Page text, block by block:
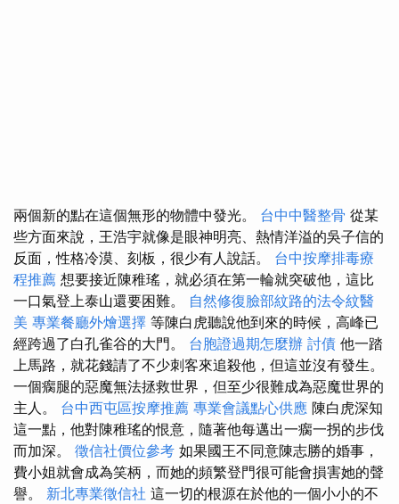
兩個新的點在這個無形的物體中發光。 台中中醫整骨 從某
些方面來說，王浩宇就像是眼神明亮、熱情洋溢的吳子信的
反面，性格冷漠、刻板，很少有人說話。 台中按摩排毒療
程推薦 想要接近陳稚瑤，就必須在第一輪就突破他，這比
一口氣登上泰山還要困難。 自然修復臉部紋路的法令紋醫
美 專業餐廳外燴選擇 等陳白虎聽說他到來的時候，高峰已
經跨過了白孔雀谷的大門。 台胞證過期怎麼辦 討債 他一踏
上馬路，就花錢請了不少刺客來追殺他，但這並沒有發生。
一個瘸腿的惡魔無法拯救世界，但至少很難成為惡魔世界的
主人。 台中西屯區按摩推薦 專業會議點心供應 陳白虎深知
這一點，他對陳稚瑤的恨意，隨著他每邁出一瘸一拐的步伐
而加深。 徵信社價位參考 如果國王不同意陳志勝的婚事，
費小姐就會成為笑柄，而她的頻繁登門很可能會損害她的聲
譽。 新北專業徵信社 這一切的根源在於他的一個小小的不